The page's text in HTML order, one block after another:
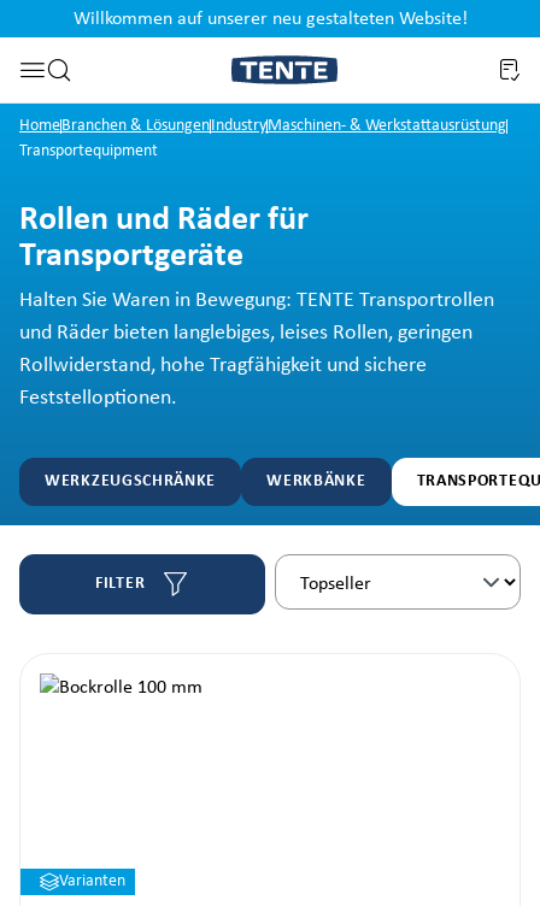
Zur Suche springen
Willkommen auf unserer neu gestalteten Website!
HomeBranchen & LösungenIndustryMaschinen- & Werkstattausrüstung
Transportequipment
Rollen und Räder für
Transportgeräte
Halten Sie Waren in Bewegung: TENTE Transportrollen
und Räder bieten langlebiges, leises Rollen, geringen
Rollwiderstand, hohe Tragfähigkeit und sichere
Feststelloptionen.
WERKZEUGSCHRÄNKE WERKBÄNKE
FILTER
Varianten